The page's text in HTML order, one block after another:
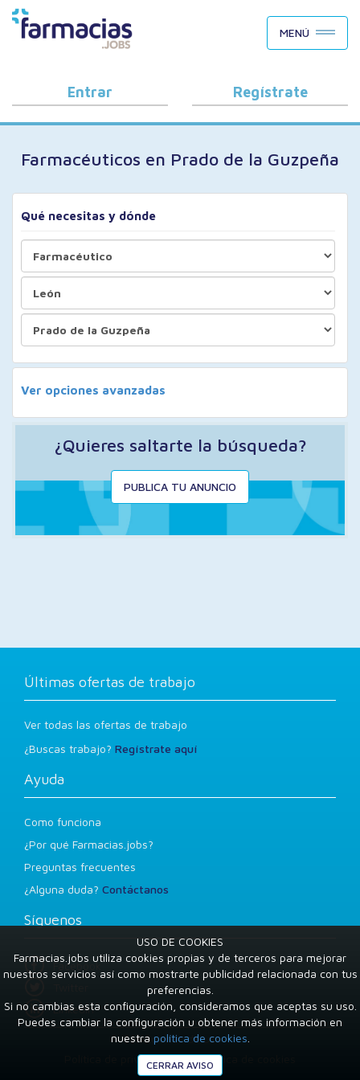
BUSCAR CANDIDATOS
OFERTAS DE EMPLEO
COMO FUNCIONA
PORQUÉ FARMACIAS.JOBS
BLOG
MENÚ
Entrar Regístrate
Farmacéuticos en Prado de la Guzpeña
Qué necesitas y dónde
Ver opciones avanzadas
¿Quieres saltarte la búsqueda?
PUBLICA TU ANUNCIO
Últimas ofertas de trabajo
Ver todas las ofertas de trabajo
¿Buscas trabajo? Regístrate aquí
Ayuda
Como funciona
¿Por qué Farmacias.jobs?
Preguntas frecuentes
¿Alguna duda? Contáctanos
Síguenos
Facebook
LinkedIn
Condiciones de uso
Política de privacidad
Política de cookies
USO DE COOKIES
Farmacias.jobs utiliza cookies propias y de terceros para mejorar
nuestros servicios así como mostrarte publicidad relacionada con tus
preferencias.
Si no cambias esta configuración, consideramos que aceptas su uso.
Puedes cambiar la configuración u obtener más información en
nuestra política de cookies
CERRAR AVISO